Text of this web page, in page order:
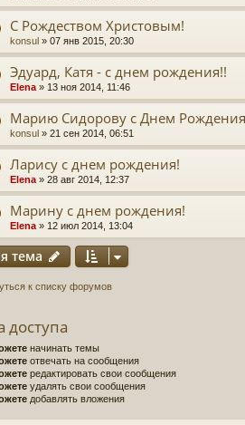
С Рождеством Христовым!
konsul » 07 янв 2015, 20:30
Эдуард, Катя - с днем рождения!!
Elena » 13 ноя 2014, 11:46
Марию Сидорову с Днем
konsul » 21 сен 2014, 06:51
Ларису с днем рождения!
Elena » 28 авг 2014, 12:37
Марину с днем рождения!
Elena » 12 июл 2014, 13:04
тема
к списку форумов
доступа
начинать темы
отвечать на сообщения
редактировать свои сообщения
удалять свои сообщения
добавлять вложения